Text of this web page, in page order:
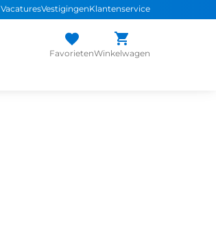
VacaturesVestigingenKlantenservice
FavorietenWinkelwagen